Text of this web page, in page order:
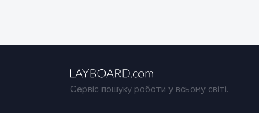
Сервіс пошуку роботи у всьому світі.